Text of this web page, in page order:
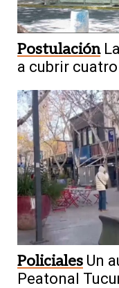
Postulación
a cubrir
Policiales Un
Peatonal